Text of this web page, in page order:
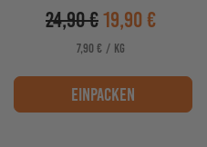
Verkaufspreis
24,90 €19,90 €
STÜCKPREIS
7,90 € / PRO
KG
einpacken